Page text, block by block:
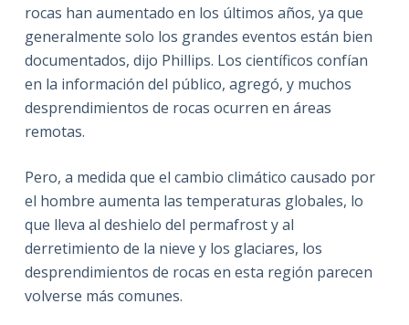
rocas han aumentado en los últimos años, ya que
generalmente solo los grandes eventos están bien
documentados, dijo Phillips. Los científicos confían
en la información del público, agregó, y muchos
desprendimientos de rocas ocurren en áreas
remotas.
Pero, a medida que el cambio climático causado por
el hombre aumenta las temperaturas globales, lo
que lleva al deshielo del permafrost y al
derretimiento de la nieve y los glaciares, los
desprendimientos de rocas en esta región parecen
volverse más comunes.